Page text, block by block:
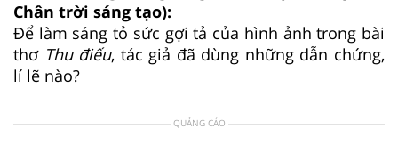
Chân trời sáng tạo):
Để làm sáng tỏ sức gợi tả của hình ảnh trong bài
thơ Thu điếu, tác giả đã dùng những dẫn chứng,
lí lẽ nào?
QUẢNG CÁO